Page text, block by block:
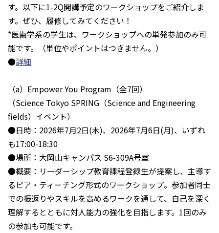
す。以下に1-2Q開講予定のワークショップをご紹介しま
す。ぜひ、履修してみてください！
*医歯学系の学生は、ワークショップへの単発参加のみ可
能です。（単位やポイントはつきません。）
●詳細
（a）Empower You Program（全7回）
（Science Tokyo SPRING（Science and Engineering
fields）イベント）
●日時：2026年7月2日(木)、2026年7月6日(月)、いずれ
も17:00-18:30
●場所：大岡山キャンパス S6-309A号室
●概要：リーダーシップ教育課程登録生が提案し、主導す
るピア・ティーチング形式のワークショップ。参加者同士
での振返りやスキルを高めるワークを通して、自己を深く
理解するとともに対人能力の強化を目指します。1回のみ
の参加も可能です。